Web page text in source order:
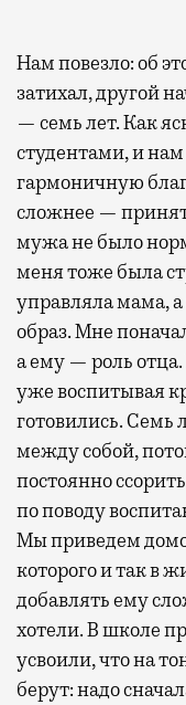
Нам повезло: об
затихал, другой
— семь лет. Как
студентами, и
гармоничную
сложнее —
мужа не было
меня тоже была
управляла мама,
образ. Мне
а ему — роль
уже воспитывая
готовились. Семь
между собой,
постоянно
по поводу
Мы приведем
которого и так в
добавлять ему
хотели. В школе
усвоили, что на
берут: надо